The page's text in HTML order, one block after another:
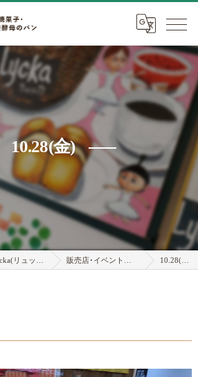
10.28(金)
販売店･イベント情報 10.28(金)